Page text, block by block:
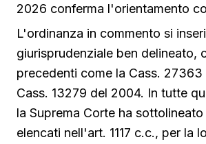
2026 conferma l'orientamento
L'ordinanza in commento si
giurisprudenziale ben delineato,
precedenti come la Cass. 27363
Cass. 13279 del 2004. In tutte
la Suprema Corte ha
elencati nell'art. 1117 c.c., per la